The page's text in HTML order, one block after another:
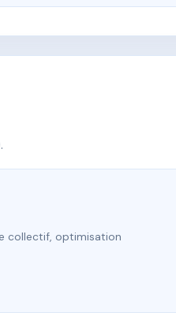
collectif, optimisation